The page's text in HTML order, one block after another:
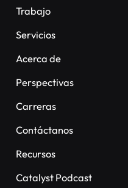
Trabajo
Servicios
Acerca de
Perspectivas
Carreras
Contáctanos
Recursos
Catalyst Podcast